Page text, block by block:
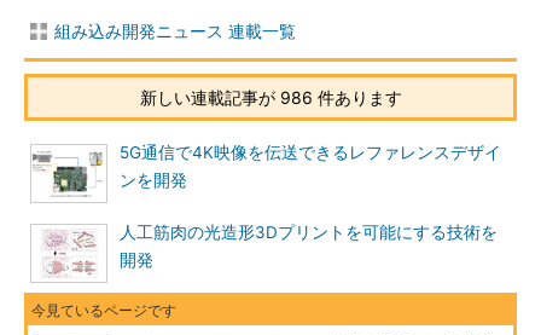
組み込み開発ニュース 連載一覧
新しい連載記事が 986 件あります
5G通信で4K映像を伝送できるレファレンスデザイ
ンを開発
人工筋肉の光造形3Dプリントを可能にする技術を
開発